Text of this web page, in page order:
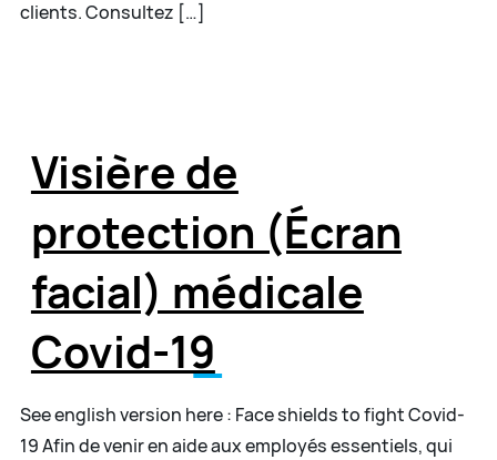
clients. Consultez […]
Visière de
protection (Écran
facial) médicale
Covid-19
See english version here : Face shields to fight Covid-
19 Afin de venir en aide aux employés essentiels, qui